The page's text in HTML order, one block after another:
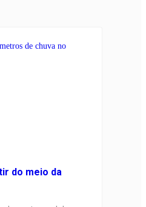
do meio da